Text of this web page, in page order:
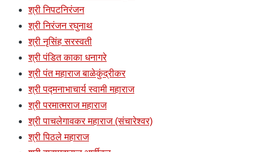
श्री निपटनिरंजन
श्री निरंजन रघुनाथ
श्री नृसिंह सरस्वती
श्री पंडित काका धनागरे
श्री पंत महाराज बाळेकुंद्रीकर
श्री पद्मनाभाचार्य स्वामी महाराज
श्री परमात्मराज महाराज
श्री पाचलेगावकर महाराज (संचारेश्वर)
श्री पिठले महाराज